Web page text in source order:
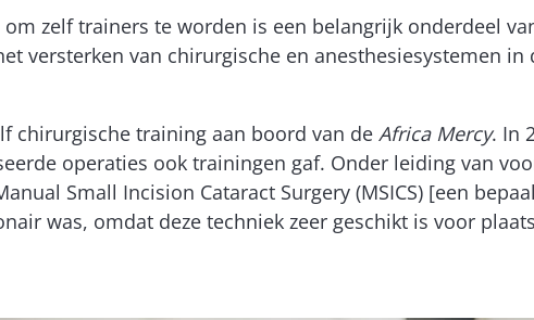
zelf trainers te worden is een belangrijk onderdeel
versterken van chirurgische en anesthesiesystemen
chirurgische training aan boord van de Africa Mercy. In
operaties ook trainingen gaf. Onder leiding van
Small Incision Cataract Surgery (MSICS) [een
was, omdat deze techniek zeer geschikt is voor